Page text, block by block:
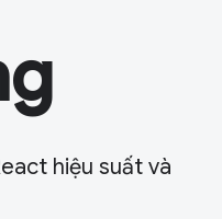
hiệu suất và